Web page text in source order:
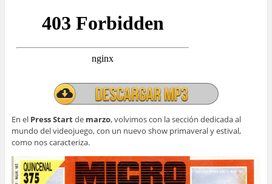
En el Press Startde marzo, volvimos con la sección dedicada al
mundo del videojuego, con un nuevo show primaveral y estival,
como nos caracteriza.